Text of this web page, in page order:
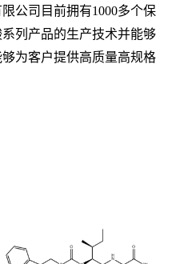
公司目前拥有1000多个保
列产品的生产技术并能够
为客户提供高质量高规格